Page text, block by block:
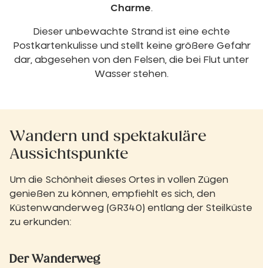
Charme.
Dieser unbewachte Strand ist eine echte
Postkartenkulisse und stellt keine größere Gefahr
dar, abgesehen von den Felsen, die bei Flut unter
Wasser stehen.
Wandern und spektakuläre
Aussichtspunkte
Um die Schönheit dieses Ortes in vollen Zügen
genießen zu können, empfiehlt es sich, den
Küstenwanderweg (GR340) entlang der Steilküste
zu erkunden:
Der Wanderweg